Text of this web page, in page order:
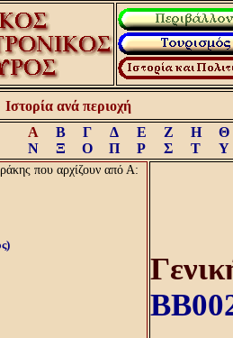
Ιστορία ανά περιοχή
Α Β Γ Δ Ε Ζ Η
Θ
Ν
Ξ Ο Π Ρ Σ Τ Υ
που αρχίζουν από Α: